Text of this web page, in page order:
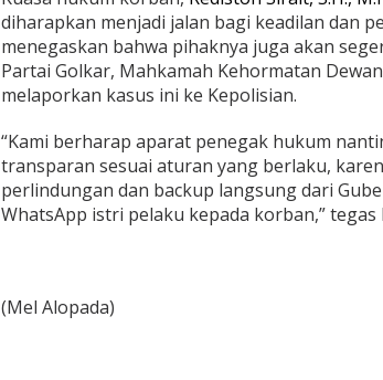
diharapkan menjadi jalan bagi keadilan dan
menegaskan bahwa pihaknya juga akan
Partai Golkar, Mahkamah Kehormatan
melaporkan kasus ini ke Kepolisian.
“Kami berharap aparat penegak hukum
transparan sesuai aturan yang berlaku,
perlindungan dan backup langsung dari
WhatsApp istri pelaku kepada korban,” tegas
(Mel Alopada)